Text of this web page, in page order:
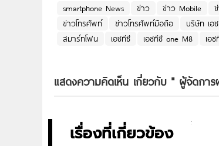
smartphone News
ข่าว ข่าว Mobile
ข่าวโทรศัพท์
ข่าวโทรศัพท์มือถือ บริษัท เอ
สมาร์ทโฟน
เอชทีซี เอชทีซี one M8 เอ
แสดงความคิดเห็น เกี่ยวกับ " ผู้จัดการ
เรื่องที่เกี่ยวข้อง